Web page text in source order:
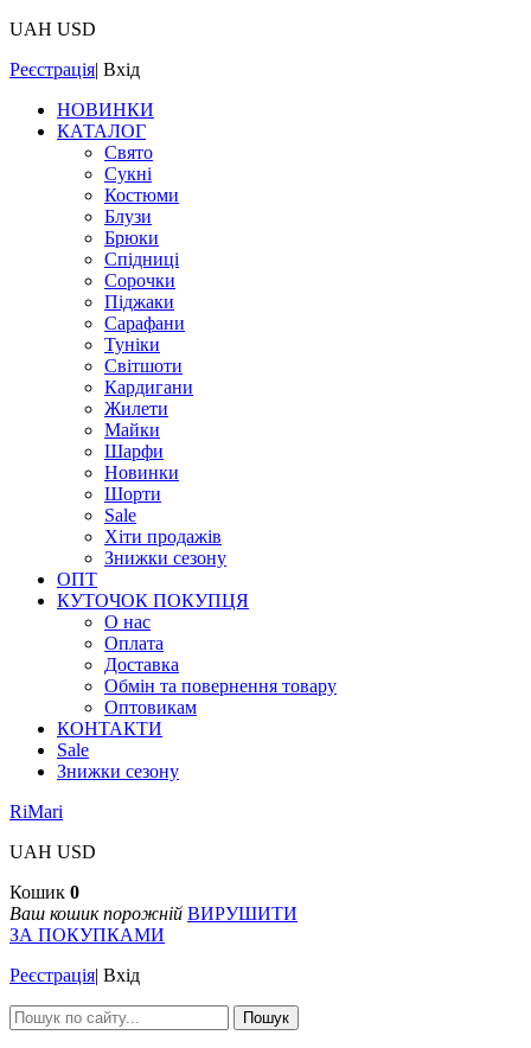
UAH USD
Реєстрація| Вхід
НОВИНКИ
КАТАЛОГ
Свято
Сукні
Костюми
Блузи
Брюки
Спідниці
Сорочки
Піджаки
Сарафани
Туніки
Світшоти
Кардигани
Жилети
Майки
Шарфи
Новинки
Шорти
Sale
Хіти продажів
Знижки сезону
ОПТ
КУТОЧОК ПОКУПЦЯ
О нас
Оплата
Доставка
Обмін та повернення товару
Оптовикам
КОНТАКТИ
Sale
Знижки сезону
RiMari
UAH USD
Кошик 0
Ваш кошик порожній ВИРУШИТИ
ЗА ПОКУПКАМИ
Реєстрація| Вхід
Пошук